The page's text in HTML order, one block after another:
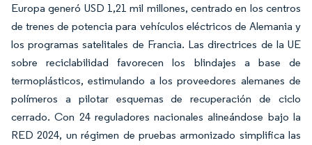
Europa generó USD 1,21 mil millones, centrado en los centros
de trenes de potencia para vehículos eléctricos de Alemania y
los programas satelitales de Francia. Las directrices de la UE
sobre reciclabilidad favorecen los blindajes a base de
termoplásticos, estimulando a los proveedores alemanes de
polímeros a pilotar esquemas de recuperación de ciclo
cerrado. Con 24 reguladores nacionales alineándose bajo la
RED 2024, un régimen de pruebas armonizado simplifica las